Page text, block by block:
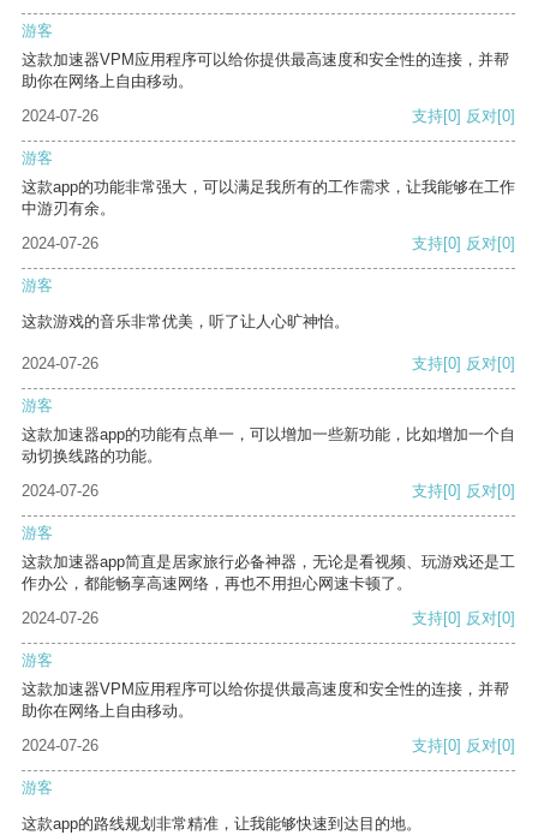
游客
这款加速器VPM应用程序可以给你提供最高速度和安全性的连接，并帮
助你在网络上自由移动。
2024-07-26
支持[0] 反对[0]
游客
这款app的功能非常强大，可以满足我所有的工作需求，让我能够在工作
中游刃有余。
2024-07-26
支持[0] 反对[0]
游客
这款游戏的音乐非常优美，听了让人心旷神怡。
2024-07-26 支持[0] 反对[0]
游客
这款加速器app的功能有点单一，可以增加一些新功能，比如增加一个自
动切换线路的功能。
2024-07-26
支持[0] 反对[0]
游客
这款加速器app简直是居家旅行必备神器，无论是看视频、玩游戏还是工
作办公，都能畅享高速网络，再也不用担心网速卡顿了。
2024-07-26
支持[0] 反对[0]
游客
这款加速器VPM应用程序可以给你提供最高速度和安全性的连接，并帮
助你在网络上自由移动。
2024-07-26
支持[0] 反对[0]
游客
这款app的路线规划非常精准，让我能够快速到达目的地。